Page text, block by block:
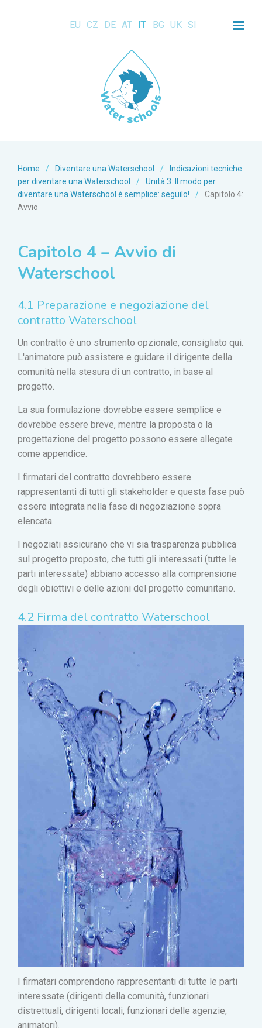
EU CZ DE AT IT BG UK SI
Home / Diventare una Waterschool /
Indicazioni tecniche
per diventare una Waterschool
/
Unità 3: Il modo per
diventare una Waterschool è semplice: seguilo!
/
Capitolo 4:
Avvio
Capitolo 4 – Avvio di
Waterschool
4.1 Preparazione e negoziazione del
contratto Waterschool
Un contratto è uno strumento opzionale, consigliato qui.
L'animatore può assistere e guidare il dirigente della
comunità nella stesura di un contratto, in base al
progetto.
La sua formulazione dovrebbe essere semplice e
dovrebbe essere breve, mentre la proposta o la
progettazione del progetto possono essere allegate
come appendice.
I firmatari del contratto dovrebbero essere
rappresentanti di tutti gli stakeholder e questa fase può
essere integrata nella fase di negoziazione sopra
elencata.
I negoziati assicurano che vi sia trasparenza pubblica
sul progetto proposto, che tutti gli interessati (tutte le
parti interessate) abbiano accesso alla comprensione
degli obiettivi e delle azioni del progetto comunitario.
4.2 Firma del contratto Waterschool
I firmatari comprendono rappresentanti di tutte le parti
interessate (dirigenti della comunità, funzionari
distrettuali, dirigenti locali, funzionari delle agenzie,
animatori).